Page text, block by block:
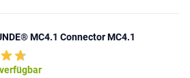
MC4.1 Connector MC4.1